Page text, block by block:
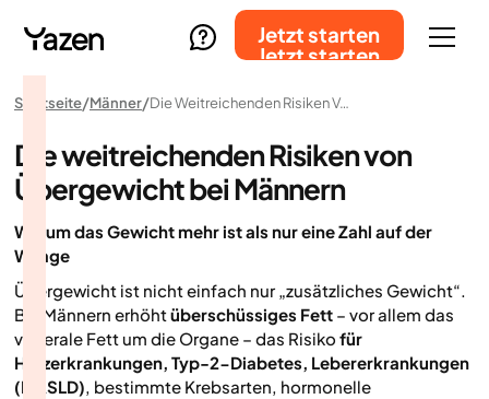
Jetzt starten
Jetzt starten
Startseite Männer Die Weitreichenden Risiken Von Übergewicht Bei Männern
Die weitreichenden Risiken von
Übergewicht bei Männern
Warum das Gewicht mehr ist als nur eine Zahl auf der
Waage
Übergewicht ist nicht einfach nur „zusätzliches Gewicht“.
Bei Männern erhöhtüberschüssiges Fett – vor allem das
viszerale Fett um die Organe – das Risiko für
Herzerkrankungen, Typ-2-Diabetes, Lebererkrankungen
(MASLD), bestimmte Krebsarten, hormonelle